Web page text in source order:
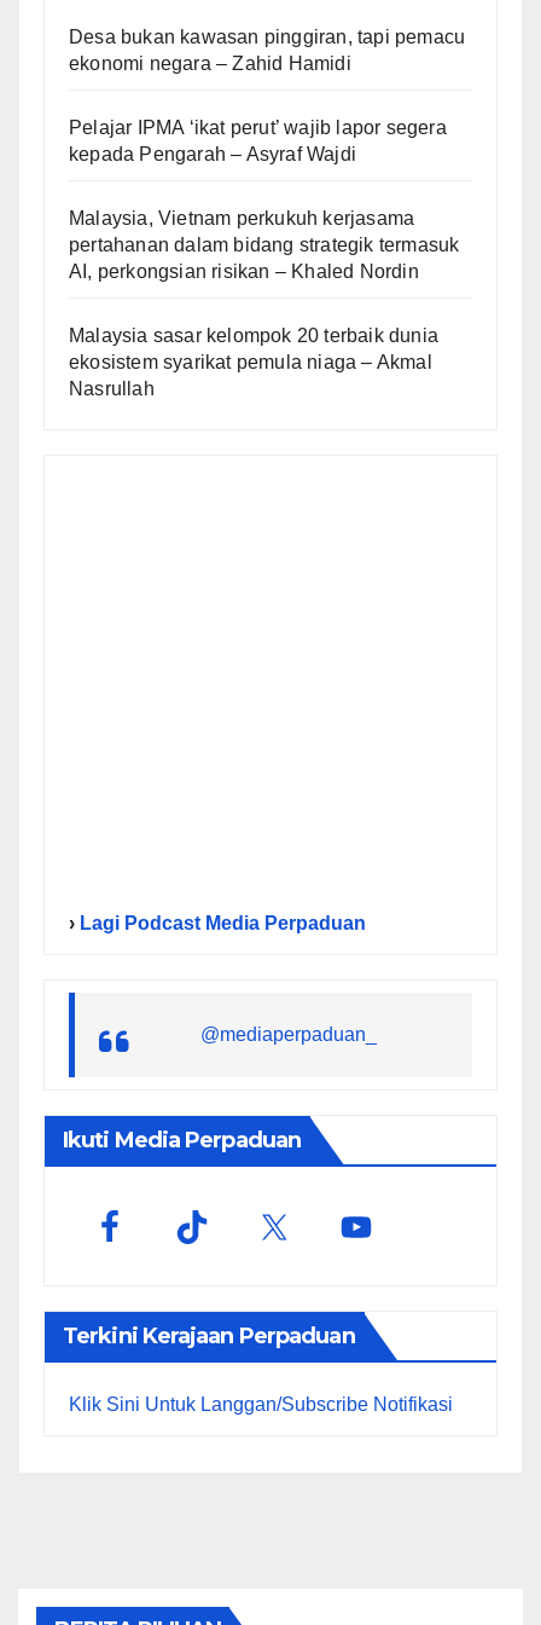
Desa bukan kawasan pinggiran, tapi pemacu
ekonomi negara – Zahid Hamidi
Pelajar IPMA ‘ikat perut’ wajib lapor segera
kepada Pengarah – Asyraf Wajdi
Malaysia, Vietnam perkukuh kerjasama
pertahanan dalam bidang strategik termasuk
AI, perkongsian risikan – Khaled Nordin
Malaysia sasar kelompok 20 terbaik dunia
ekosistem syarikat pemula niaga – Akmal
Nasrullah
› Lagi Podcast Media Perpaduan
@mediaperpaduan_
Ikuti Media Perpaduan
Terkini Kerajaan Perpaduan
Klik Sini Untuk Langgan/Subscribe Notifikasi